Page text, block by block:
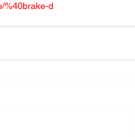
%40brake-d